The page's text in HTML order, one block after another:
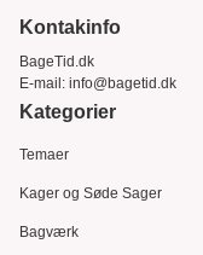
Kontakinfo
BageTid.dk
E-mail: info@bagetid.dk
Kategorier
Temaer
Kager og Søde Sager
Bagværk